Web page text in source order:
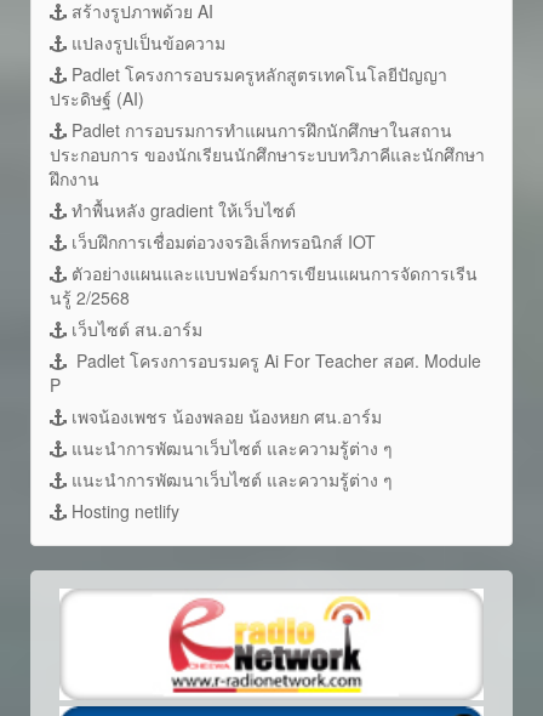
สร้างรูปภาพด้วย AI
แปลงรูปเป็นข้อความ
Padlet โครงการอบรมครูหลักสูตรเทคโนโลยีปัญญา
ประดิษฐ์ (AI)
Padlet การอบรมการทำแผนการฝึกนักศึกษาในสถาน
ประกอบการ ของนักเรียนนักศึกษาระบบทวิภาคีและนักศึกษา
ฝึกงาน
ทำพื้นหลัง gradient ให้เว็บไซต์
เว็บฝึกการเชื่อมต่อวงจรอิเล็กทรอนิกส์ IOT
ตัวอย่างแผนและแบบฟอร์มการเขียนแผนการจัดการเรีน
นรู้ 2/2568
เว็บไซต์ สน.อาร์ม
Padlet โครงการอบรมครู Ai For Teacher สอศ. Module
P
เพจน้องเพชร น้องพลอย น้องหยก ศน.อาร์ม
แนะนำการพัฒนาเว็บไซต์ และความรู้ต่าง ๆ
แนะนำการพัฒนาเว็บไซต์ และความรู้ต่าง ๆ
Hosting netlify